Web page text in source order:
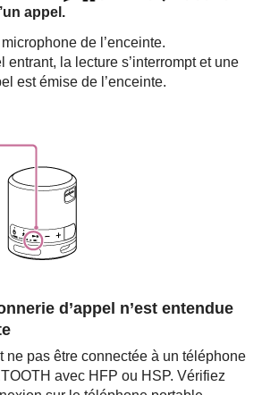
appel.
de l’enceinte.
entrant, la lecture s’interrompt et une
est émise de l’enceinte.
d’appel n’est entendue
ne pas être connectée à un téléphone
avec HFP ou HSP. Vérifiez